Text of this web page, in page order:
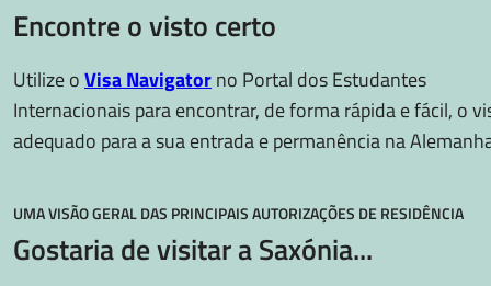
Encontre o visto certo
Utilize oVisa Navigatorno Portal dos Estudantes
Internacionais para encontrar, de forma rápida e fácil, o
adequado para a sua entrada e permanência na
UMA VISÃO GERAL DAS PRINCIPAIS AUTORIZAÇÕES DE RESIDÊNCIA
Gostaria de visitar a Saxónia...